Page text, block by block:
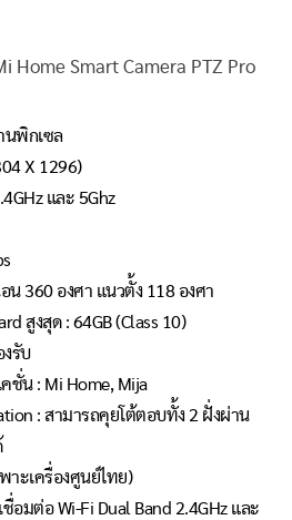
Home Smart Camera PTZ Pro
นพิกเซล
X 1296)
และ 5Ghz
น 360 องศา แนวตั้ง 118 องศา
สูงสุด : 64GB (Class 10)
งรับ
ชั่น : Mi Home, Mija
: สามารถคุยโต้ตอบทั้ง 2 ฝั่งผ่าน
าะเครื่องศูนย์ไทย)
ชื่อมต่อ Wi-Fi Dual Band 2.4GHz และ